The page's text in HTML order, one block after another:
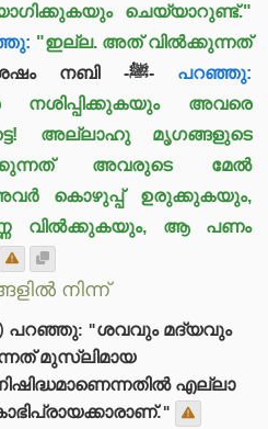
ചെയ്യാറുണ്ട്."
"ഇല്ല. അത് വിൽക്കുന്നത്
ശേഷം നബി -ﷺ-പറഞ്ഞു:
അവരെ
അല്ലാഹു മൃഗങ്ങളുടെ
അവരുടെ മേൽ
അവർ കൊഴുപ്പ് ഉരുക്കുകയും,
വിൽക്കുകയും, ആ പണം
നിന്ന്
പറഞ്ഞു: "ശവവും മദ്യവും
മുസ്‌ലിമായ
എല്ലാ